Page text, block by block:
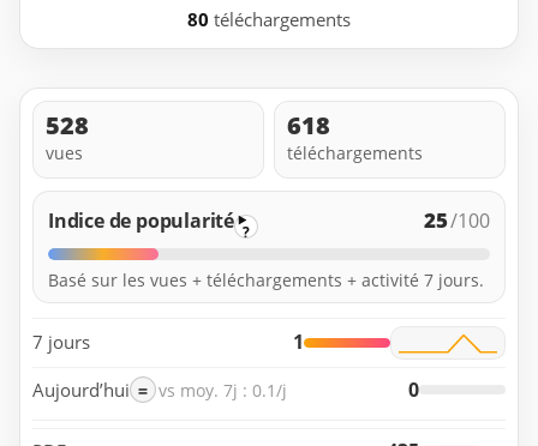
80 téléchargements
528
vues
618
téléchargements
Indice de popularité ? 25/100
Basé sur les vues + téléchargements + activité 7 jours.
7 jours 1
Aujourd’hui = vs moy. 7j : 0.1/j 0